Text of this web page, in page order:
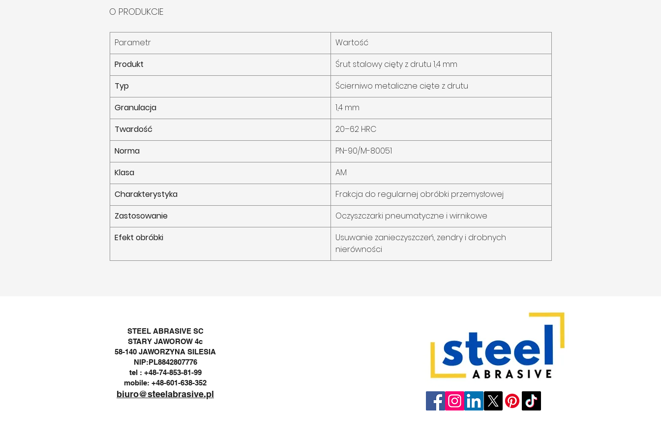
O PRODUKCIE
Parametr
Wartość
Produkt
Śrut stalowy cięty z drutu 1,4 mm
Typ
Ścierniwo metaliczne cięte z drutu
Granulacja
1,4 mm
Twardość
20–62 HRC
Norma
PN-90/M-80051
Klasa
AM
Charakterystyka
Frakcja do regularnej obróbki przemysłowej
Zastosowanie
Oczyszczarki pneumatyczne i wirnikowe
Efekt obróbki
Usuwanie zanieczyszczeń, zendry i drobnych
nierówności
STEEL ABRASIVE SC
STARY JAWOROW 4c
58-140 JAWORZYNA SILESIA
NIP:PL8842807776
tel : +48-74-853-81-99
mobile: +48-601-638-352
biuro@steelabrasive.pl